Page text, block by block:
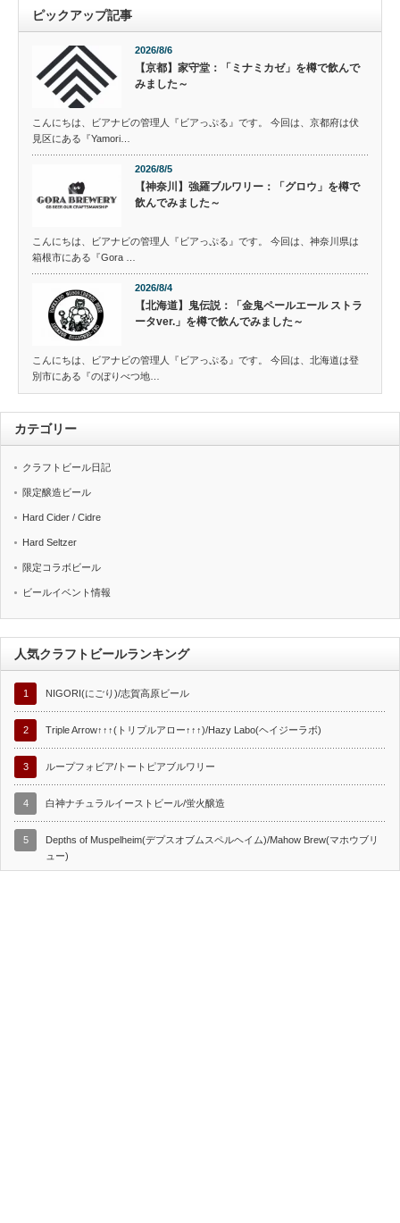
ピックアップ記事
2026/8/6
【京都】家守堂：「ミナミカゼ」を樽で飲んで
みました～
こんにちは、ビアナビの管理人『ビアっぷる』です。 今回は、京都府は伏
見区にある『Yamori…
2026/8/5
【神奈川】強羅ブルワリー：「グロウ」を樽で
飲んでみました～
こんにちは、ビアナビの管理人『ビアっぷる』です。 今回は、神奈川県は
箱根市にある『Gora …
2026/8/4
【北海道】鬼伝説：「金鬼ペールエール ストラ
ータver.」を樽で飲んでみました～
こんにちは、ビアナビの管理人『ビアっぷる』です。 今回は、北海道は登
別市にある『のぼりべつ地…
カテゴリー
クラフトビール日記
限定醸造ビール
Hard Cider / Cidre
Hard Seltzer
限定コラボビール
ビールイベント情報
人気クラフトビールランキング
1 NIGORI(にごり)/志賀高原ビール
2 Triple Arrow↑↑↑(トリプルアロー↑↑↑)/Hazy Labo(ヘイジーラボ)
3 ループフォビア/トートピアブルワリー
4 白神ナチュラルイーストビール/蛍火醸造
5
Depths of Muspelheim(デプスオブムスペルヘイム)/Mahow Brew(マホウブリ
ュー)